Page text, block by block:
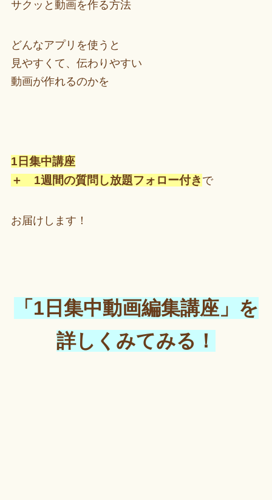
サクッと動画を作る方法
どんなアプリを使うと
見やすくて、伝わりやすい
動画が作れるのかを
1日集中講座
＋ 1週間の質問し放題フォロー付き で
お届けします！
「1日集中動画編集講座」を
詳しくみてみる！